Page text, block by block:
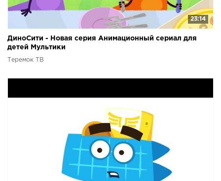
23:14
ДиноСити - Новая серия Анимационный сериал для
детей Мультики
Теремок ТВ